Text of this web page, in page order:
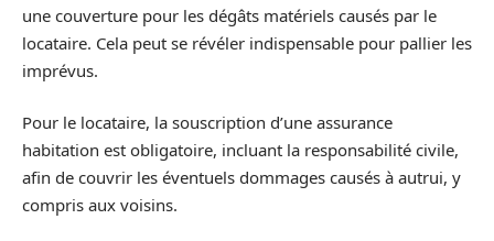
une couverture pour les dégâts matériels causés par le
locataire. Cela peut se révéler indispensable pour pallier les
imprévus.
Pour le locataire, la souscription d’une assurance
habitation est obligatoire, incluant la responsabilité civile,
afin de couvrir les éventuels dommages causés à autrui, y
compris aux voisins.